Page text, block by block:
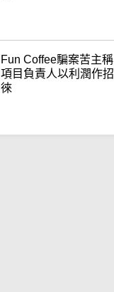
Fun Coffee騙案苦主稱
項目負責人以利潤作招
徠